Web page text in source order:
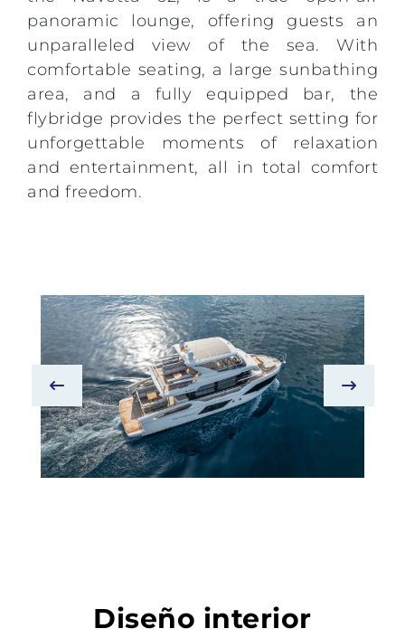
panoramic lounge, offering guests an
unparalleled view of the sea. With
comfortable seating, a large sunbathing
area, and a fully equipped bar, the
flybridge provides the perfect setting for
unforgettable moments of relaxation
and entertainment, all in total comfort
and freedom.
Diseño interior